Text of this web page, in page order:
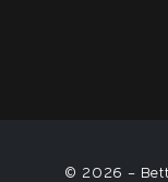
© 2026 -